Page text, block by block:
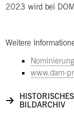
2023 wird bei
Weitere
www.dam-
BILDARCHIV